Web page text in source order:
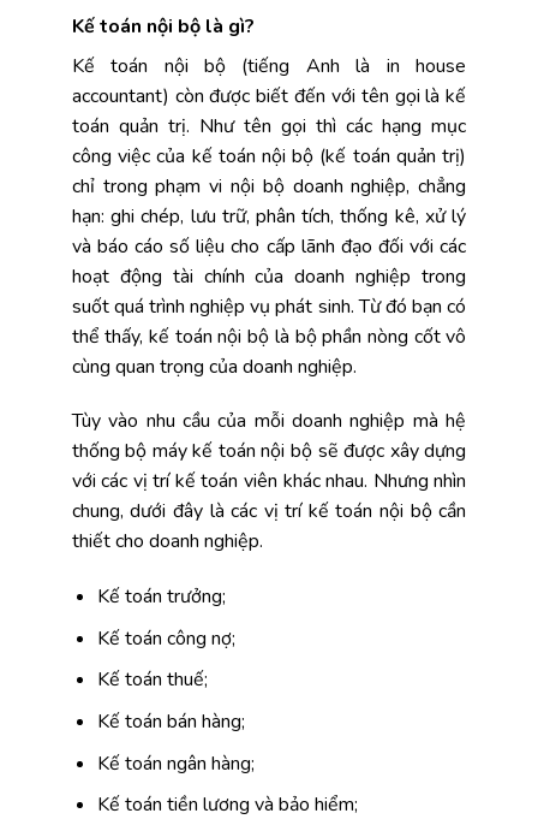
Kế toán nội bộ là gì?
Kế toán nội bộ (tiếng Anh là in house
accountant) còn được biết đến với tên gọi là kế
toán quản trị. Như tên gọi thì các hạng mục
công việc của kế toán nội bộ (kế toán quản trị)
chỉ trong phạm vi nội bộ doanh nghiệp, chẳng
hạn: ghi chép, lưu trữ, phân tích, thống kê, xử lý
và báo cáo số liệu cho cấp lãnh đạo đối với các
hoạt động tài chính của doanh nghiệp trong
suốt quá trình nghiệp vụ phát sinh. Từ đó bạn có
thể thấy, kế toán nội bộ là bộ phần nòng cốt vô
cùng quan trọng của doanh nghiệp.
Tùy vào nhu cầu của mỗi doanh nghiệp mà hệ
thống bộ máy kế toán nội bộ sẽ được xây dựng
với các vị trí kế toán viên khác nhau. Nhưng nhìn
chung, dưới đây là các vị trí kế toán nội bộ cần
thiết cho doanh nghiệp.
Kế toán trưởng;
Kế toán công nợ;
Kế toán thuế;
Kế toán bán hàng;
Kế toán ngân hàng;
Kế toán tiền lương và bảo hiểm;